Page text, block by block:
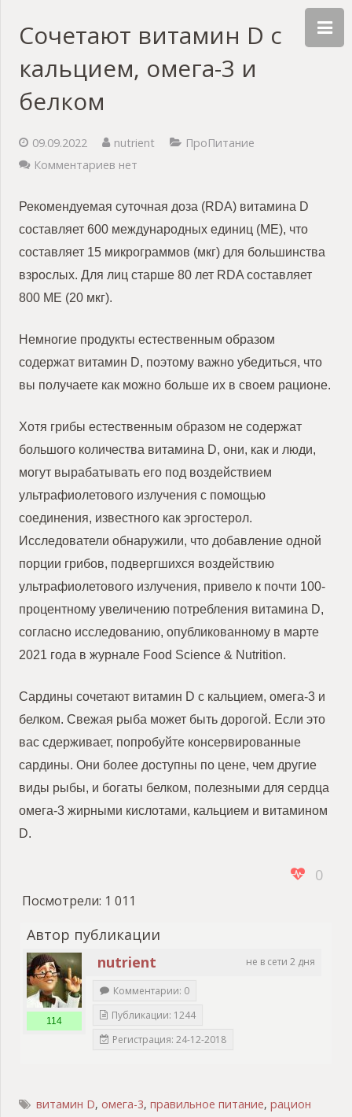
Сочетают витамин D с
кальцием, омега-3 и
белком
09.09.2022 nutrient
ПроПитание
Комментариев нет
Рекомендуемая суточная доза (RDA) витамина D
составляет 600 международных единиц (МЕ), что
составляет 15 микрограммов (мкг) для большинства
взрослых. Для лиц старше 80 лет RDA составляет
800 МЕ (20 мкг).
Немногие продукты естественным образом
содержат витамин D, поэтому важно убедиться, что
вы получаете как можно больше их в своем рационе.
Хотя грибы естественным образом не содержат
большого количества витамина D, они, как и люди,
могут вырабатывать его под воздействием
ультрафиолетового излучения с помощью
соединения, известного как эргостерол.
Исследователи обнаружили, что добавление одной
порции грибов, подвергшихся воздействию
ультрафиолетового излучения, привело к почти 100-
процентному увеличению потребления витамина D,
согласно исследованию, опубликованному в марте
2021 года в журнале Food Science & Nutrition.
Сардины сочетают витамин D с кальцием, омега-3 и
белком. Свежая рыба может быть дорогой. Если это
вас сдерживает, попробуйте консервированные
сардины. Они более доступны по цене, чем другие
виды рыбы, и богаты белком, полезными для сердца
омега-3 жирными кислотами, кальцием и витамином
D.
0
Посмотрели: 1 011
Автор публикации
не в сети 2 дня
nutrient
114
Комментарии: 0
Публикации: 1244
Регистрация: 24-12-2018
витамин D,омега-3,правильное питание,рацион